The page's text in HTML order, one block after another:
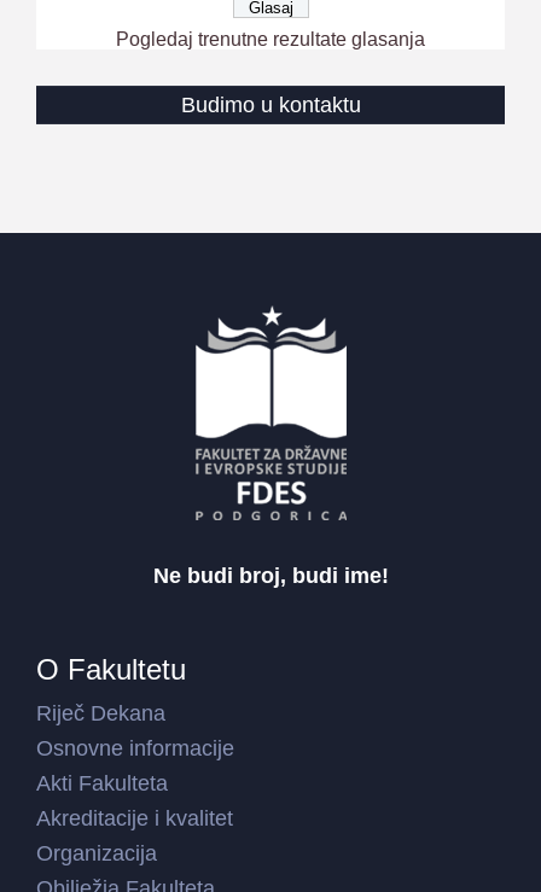
Pogledaj trenutne rezultate glasanja
Budimo u kontaktu
Ne budi broj, budi ime!
O Fakultetu
Riječ Dekana
Osnovne informacije
Akti Fakulteta
Akreditacije i kvalitet
Organizacija